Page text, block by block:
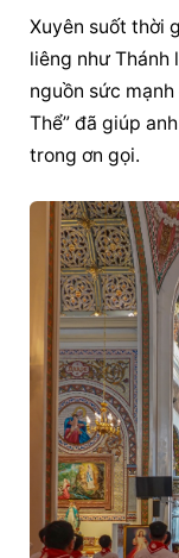
Xuyên suốt thời
liêng như Thánh
nguồn sức
Thể” đã giúp
trong ơn gọi.